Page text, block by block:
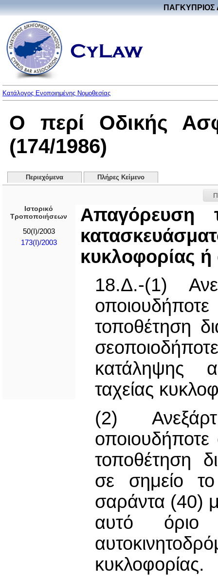
ΠΑΓΚΥΠΡΙΟΣ
Κατάλογος Ενοποιημένης Νομοθεσίας
Ο περί Οδικής
(174/1986)
Περιεχόμενα Πλήρες Κείμενο
Ιστορικό
Τροποποιήσεων
50(I)/2003
173(I)/2003
Απαγόρευση
κυκλοφορίας ή
18.Δ.-(1)
τοποθέτηση
κατάληψης
ταχείας
(2)
τοποθέτηση
σε σημείο
σαράντα (40)
αυτό όριο
κυκλοφορίας.